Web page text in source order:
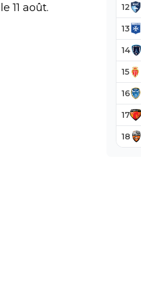
11 août.
12
13
14
15
16
17
18